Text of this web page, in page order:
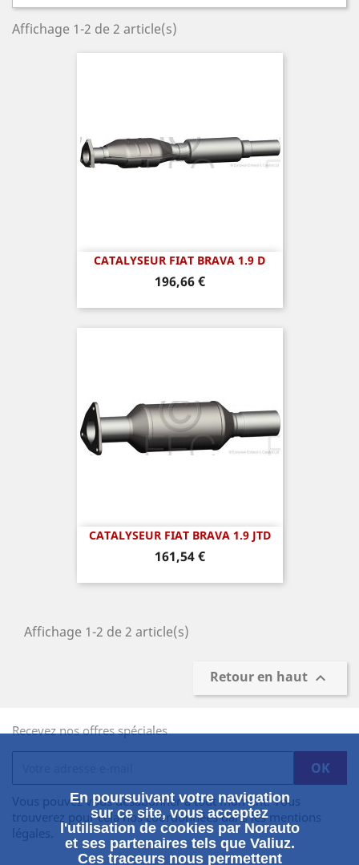
Affichage 1-2 de 2 article(s)
CATALYSEUR FIAT BRAVA 1.9 D
Prix
196,66 €
CATALYSEUR FIAT BRAVA 1.9 JTD
Prix
161,54 €
Affichage 1-2 de 2 article(s)
Retour en haut 
Recevez nos offres spéciales
Vous pouvez vous désabonner à tout moment. Vous
trouverez pour cela nos coordonnées dans les mentions
légales.
En poursuivant votre navigation
sur ce site, vous acceptez
l'utilisation de cookies par Norauto
et ses partenaires tels que Valiuz.
Ces traceurs nous permettent